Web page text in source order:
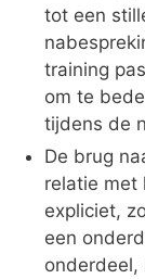
tot een
training
om te
tijdens de
De brug
relatie met
expliciet,
een
onderdeel,